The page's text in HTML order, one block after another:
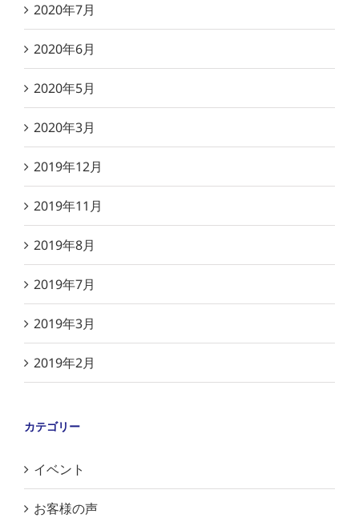
2020年7月
2020年6月
2020年5月
2020年3月
2019年12月
2019年11月
2019年8月
2019年7月
2019年3月
2019年2月
カテゴリー
イベント
お客様の声